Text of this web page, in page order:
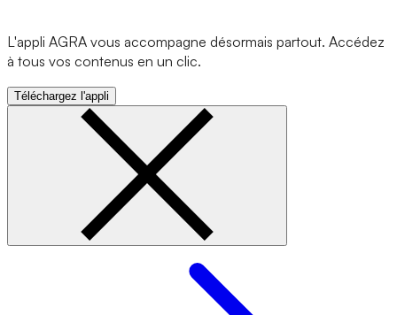
L'appli AGRA vous accompagne désormais partout. Accédez
à tous vos contenus en un clic.
Téléchargez l'appli